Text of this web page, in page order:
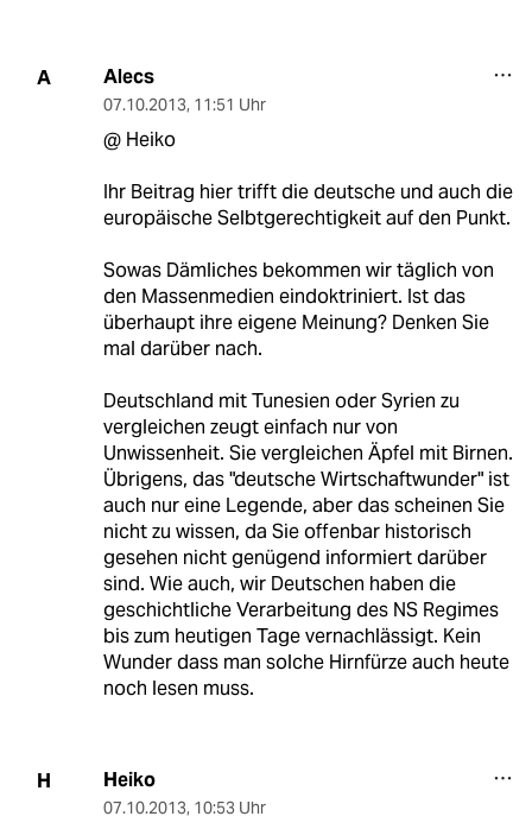
A Alecs
07.10.2013, 11:51 Uhr
@ Heiko
Ihr Beitrag hier trifft die deutsche und auch die
europäische Selbtgerechtigkeit auf den Punkt.
Sowas Dämliches bekommen wir täglich von
den Massenmedien eindoktriniert. Ist das
überhaupt ihre eigene Meinung? Denken Sie
mal darüber nach.
Deutschland mit Tunesien oder Syrien zu
vergleichen zeugt einfach nur von
Unwissenheit. Sie vergleichen Äpfel mit Birnen.
Übrigens, das "deutsche Wirtschaftwunder" ist
auch nur eine Legende, aber das scheinen Sie
nicht zu wissen, da Sie offenbar historisch
gesehen nicht genügend informiert darüber
sind. Wie auch, wir Deutschen haben die
geschichtliche Verarbeitung des NS Regimes
bis zum heutigen Tage vernachlässigt. Kein
Wunder dass man solche Hirnfürze auch heute
noch lesen muss.
H Heiko
07.10.2013, 10:53 Uhr